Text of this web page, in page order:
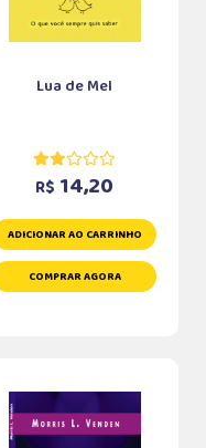
Lua de Mel
R$ 14,20
ADICIONAR AO CARRINHO
COMPRAR AGORA